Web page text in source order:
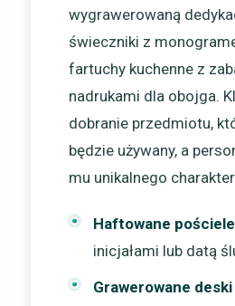
wygrawerowaną
świeczniki z
fartuchy kuchenne z
nadrukami dla obojga.
dobranie przedmiotu,
będzie używany, a
mu unikalnego
Haftowane
inicjałami lub datą
Grawerowane